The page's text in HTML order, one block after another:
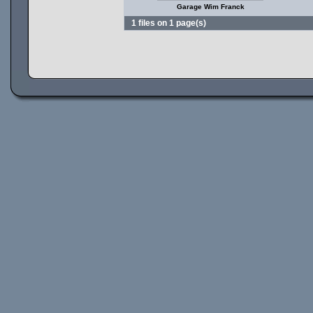
Garage Wim Franck
1 files on 1 page(s)